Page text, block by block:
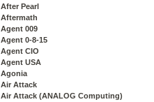
After Pearl
Aftermath
Agent 009
Agent 0-8-15
Agent CIO
Agent USA
Agonia
Air Attack
Air Attack (ANALOG Computing)